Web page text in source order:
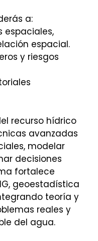
a:
espaciales,
espacial.
y riesgos
recurso hídrico
avanzadas
modelar
decisiones
fortalece
geoestadística
teoría y
reales y
del agua.